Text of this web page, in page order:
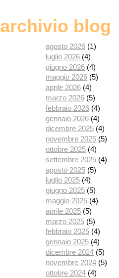
archivio blog
agosto 2026 (1)
luglio 2026 (4)
giugno 2026 (4)
maggio 2026 (5)
aprile 2026 (4)
marzo 2026 (5)
febbraio 2026 (4)
gennaio 2026 (4)
dicembre 2025 (4)
novembre 2025 (5)
ottobre 2025 (4)
settembre 2025 (4)
agosto 2025 (5)
luglio 2025 (4)
giugno 2025 (5)
maggio 2025 (4)
aprile 2025 (5)
marzo 2025 (5)
febbraio 2025 (4)
gennaio 2025 (4)
dicembre 2024 (5)
novembre 2024 (5)
ottobre 2024 (4)